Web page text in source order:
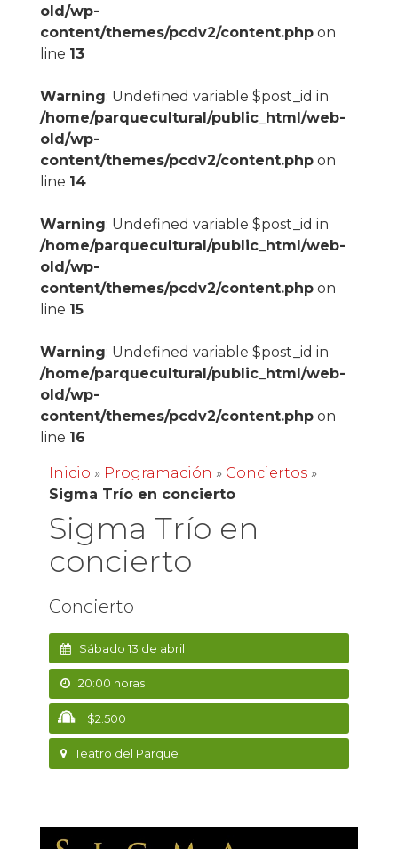
old/wp-
content/themes/pcdv2/content.phpon
line 13
Warning: Undefined variable $post_id in
/home/parquecultural/public_html/web-
old/wp-
content/themes/pcdv2/content.phpon
line 14
Warning: Undefined variable $post_id in
/home/parquecultural/public_html/web-
old/wp-
content/themes/pcdv2/content.phpon
line 15
Warning: Undefined variable $post_id in
/home/parquecultural/public_html/web-
old/wp-
content/themes/pcdv2/content.phpon
line 16
Inicio » Programación » Conciertos»
Sigma Trío en concierto
Sigma Trío en
concierto
Concierto
Sábado 13 de abril
20:00 horas
$2.500
Teatro del Parque